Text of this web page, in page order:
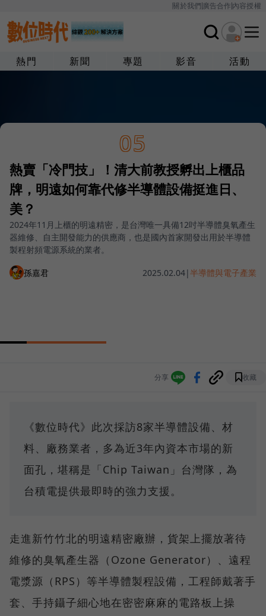
關於我們廣告合作內容授權
熱門 新聞 專題 影音 活動
05
熱賣「冷門技」！清大前教授孵出上櫃品
牌，明遠如何靠代修半導體設備挺進日、
美？
2024年11月上櫃的明遠精密，是台灣唯一具備12吋半導體臭氧產生
器維修、自主開發能力的供應商，也是國內首家開發出用於半導體
製程射頻電源系統的業者。
孫嘉君 2025.02.04|半導體與電子產業
分享 收藏
《數位時代》此次採訪8家半導體設備、材
料、廠務業者，多為近3年內資本市場的新
面孔，堪稱是「Chip Taiwan」台灣隊，為
台積電提供最即時的強力支援。
走進新竹竹北的明遠精密廠辦，貨架上擺放著待
維修的臭氧產生器（Ozone Generator）、遠程
電漿源（RPS）等半導體製程設備，工程師戴著手
套、手持鑷子細心地在密密麻麻的電路板上操